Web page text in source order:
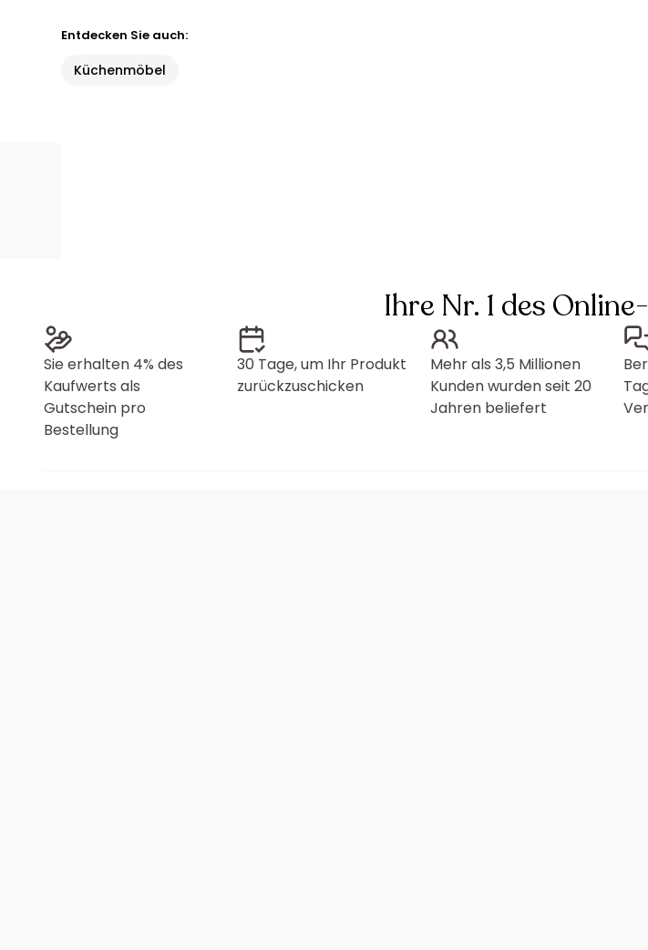
Entdecken Sie auch:
Küchenmöbel
Ihre Nr. 1 des
Sie erhalten 4% des
Kaufwerts als
Gutschein pro
Bestellung
30 Tage, um Ihr Produkt
zurückzuschicken
Mehr als 3,5 Millionen
Kunden wurden seit 20
Jahren beliefert